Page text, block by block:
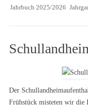
Jahrbuch 2025/2026
Der
Frühstück misteten wir die